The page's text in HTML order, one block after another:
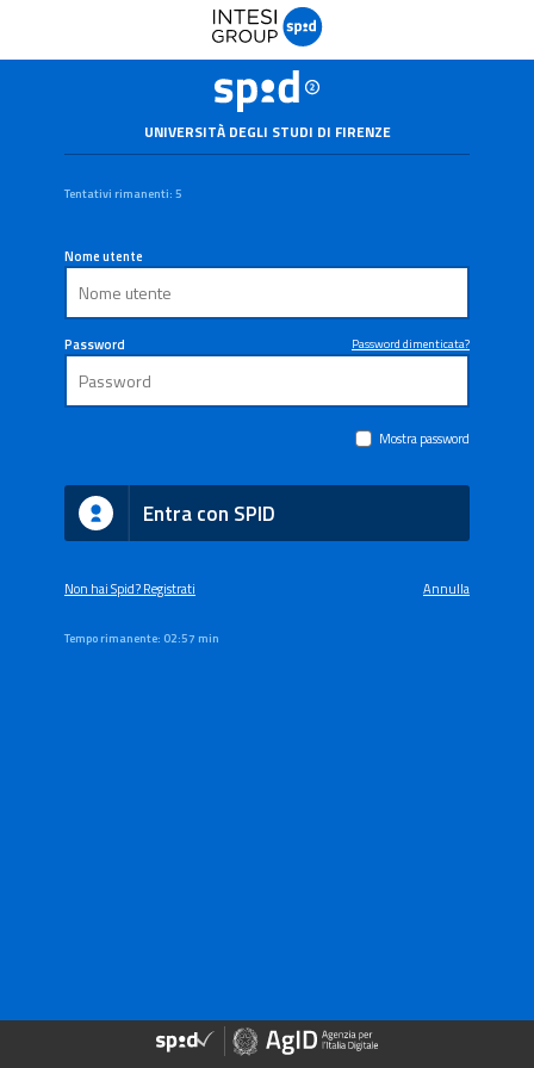
UNIVERSITÀ DEGLI STUDI DI FIRENZE
Tentativi rimanenti: 5
Nome utente
Password Password dimenticata?
Mostra password
Entra con SPID
Non hai Spid? Registrati Annulla
Tempo rimanente: 02:57 min